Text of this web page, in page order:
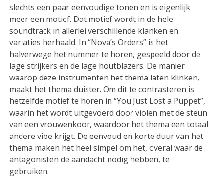
slechts een paar eenvoudige tonen en is eigenlijk
meer een motief. Dat motief wordt in de hele
soundtrack in allerlei verschillende klanken en
variaties herhaald. In “Nova’s Orders” is het
halverwege het nummer te horen, gespeeld door de
lage strijkers en de lage houtblazers. De manier
waarop deze instrumenten het thema laten klinken,
maakt het thema duister. Om dit te contrasteren is
hetzelfde motief te horen in “You Just Lost a Puppet”,
waarin het wordt uitgevoerd door violen met de steun
van een vrouwenkoor, waardoor het thema een totaal
andere vibe krijgt. De eenvoud en korte duur van het
thema maken het heel simpel om het, overal waar de
antagonisten de aandacht nodig hebben, te
gebruiken.